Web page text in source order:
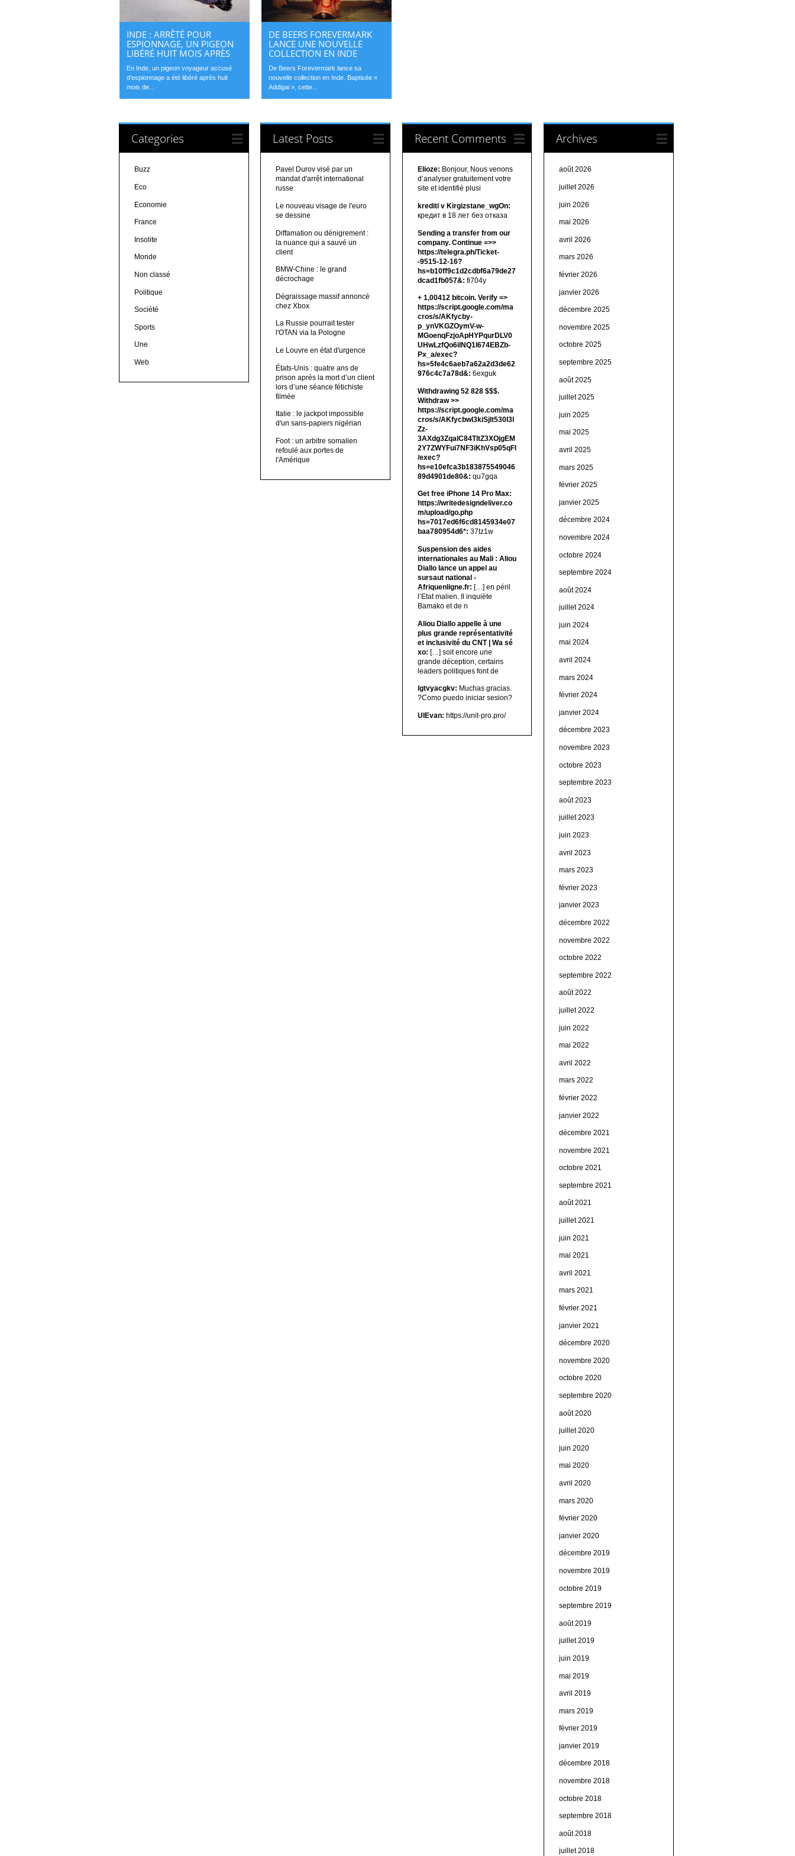
INDE : ARRÊTÉ POUR
ESPIONNAGE, UN PIGEON
LIBÉRÉ HUIT MOIS APRÈS
En Inde, un pigeon voyageur accusé
d’espionnage a été libéré après huit
mois de...
DE BEERS FOREVERMARK
LANCE UNE NOUVELLE
COLLECTION EN INDE
De Beers Forevermark lance sa
nouvelle collection en Inde. Baptisée «
Addigai », cette...
Categories
Buzz
Eco
Economie
France
Insolite
Monde
Non classé
Politique
Société
Sports
Une
Web
Latest Posts
Pavel Durov visé par un
mandat d'arrêt international
russe
Le nouveau visage de l'euro
se dessine
Diffamation ou dénigrement :
la nuance qui a sauvé un
client
BMW-Chine : le grand
décrochage
Dégraissage massif annoncé
chez Xbox
La Russie pourrait tester
l'OTAN via la Pologne
Le Louvre en état d'urgence
États-Unis : quatre ans de
prison après la mort d’un client
lors d’une séance fétichiste
filmée
Italie : le jackpot impossible
d'un sans-papiers nigérian
Foot : un arbitre somalien
refoulé aux portes de
l'Amérique
Recent Comments
Elioze: Bonjour, Nous venons
d’analyser gratuitement votre
site et identifié plusi
krediti v Kirgizstane_wgOn:
кредит в 18 лет без отказа
Sending a transfer from our
company. Continue =>>
https://telegra.ph/Ticket-
-9515-12-16?
hs=b10ff9c1d2cdbf6a79de27
dcad1fb057&: fi704y
+ 1,00412 bitсоin. Verify =>
https://script.google.com/ma
cros/s/AKfycby-
p_ynVKGZOymV-w-
MGoenqFzjoApHYPqurDLV0
UHwLzfQo6ilNQ1l674EBZb-
Px_a/exec?
hs=5fe4c6aeb7a62a2d3de62
976c4c7a78d&: 6exguk
Withdrawing 52 828 $$$.
Withdrаw >>
https://script.google.com/ma
cros/s/AKfycbwl3kiSjlt530I3l
Zz-
3AXdg3ZqalC84TltZ3XOjgEM
2Y7ZWYFui7NF3iKhVsp05qFl
/exec?
hs=e10efca3b183875549046
89d4901de80&: qu7gqa
Get free iPhone 14 Pro Max:
https://writedesigndeliver.co
m/upload/go.php
hs=7017ed6f6cd8145934e07
baa780954d6*: 37tz1w
Suspension des aides
internationales au Mali : Aliou
Diallo lance un appel au
sursaut national -
Afriquenligne.fr: […] en péril
l’Etat malien. Il inquiète
Bamako et de n
Aliou Diallo appelle à une
plus grande représentativité
et inclusivité du CNT | Wa sé
xo: […] soit encore une
grande déception, certains
leaders politiques font de
lgtvyacgkv: Muchas gracias.
?Como puedo iniciar sesion?
UIEvan: https://unit-pro.pro/
Archives
août 2026
juillet 2026
juin 2026
mai 2026
avril 2026
mars 2026
février 2026
janvier 2026
décembre 2025
novembre 2025
octobre 2025
septembre 2025
août 2025
juillet 2025
juin 2025
mai 2025
avril 2025
mars 2025
février 2025
janvier 2025
décembre 2024
novembre 2024
octobre 2024
septembre 2024
août 2024
juillet 2024
juin 2024
mai 2024
avril 2024
mars 2024
février 2024
janvier 2024
décembre 2023
novembre 2023
octobre 2023
septembre 2023
août 2023
juillet 2023
juin 2023
avril 2023
mars 2023
février 2023
janvier 2023
décembre 2022
novembre 2022
octobre 2022
septembre 2022
août 2022
juillet 2022
juin 2022
mai 2022
avril 2022
mars 2022
février 2022
janvier 2022
décembre 2021
novembre 2021
octobre 2021
septembre 2021
août 2021
juillet 2021
juin 2021
mai 2021
avril 2021
mars 2021
février 2021
janvier 2021
décembre 2020
novembre 2020
octobre 2020
septembre 2020
août 2020
juillet 2020
juin 2020
mai 2020
avril 2020
mars 2020
février 2020
janvier 2020
décembre 2019
novembre 2019
octobre 2019
septembre 2019
août 2019
juillet 2019
juin 2019
mai 2019
avril 2019
mars 2019
février 2019
janvier 2019
décembre 2018
novembre 2018
octobre 2018
septembre 2018
août 2018
juillet 2018